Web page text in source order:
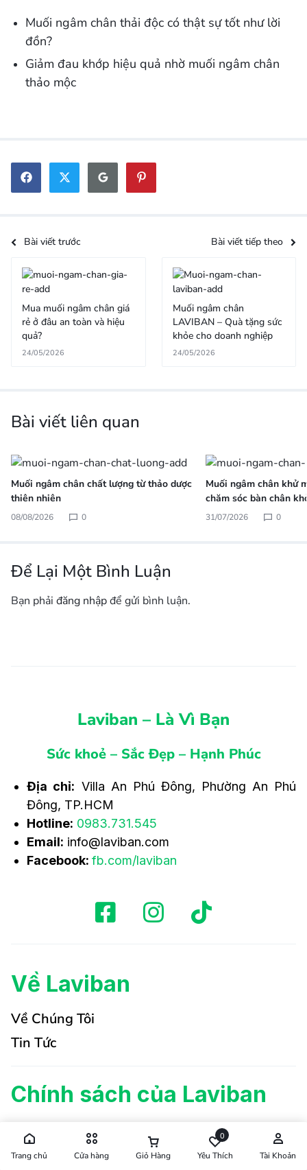
Muối ngâm chân thải độc có thật sự tốt như lời
đồn?
Giảm đau khớp hiệu quả nhờ muối ngâm chân
thảo mộc
Bài viết trước Bài viết tiếp theo
Mua muối ngâm chân giá
rẻ ở đâu an toàn và hiệu
quả?
24/05/2026
Muối ngâm chân
LAVIBAN – Quà tặng sức
khỏe cho doanh nghiệp
24/05/2026
Bài viết liên quan
Muối ngâm chân chất lượng từ thảo dược
thiên nhiên
08/08/2026 0
Muối ngâm chân khử
chăm sóc bàn chân
31/07/2026 0
Để Lại Một Bình Luận
Bạn phải đăng nhậpđể gửi bình luận.
Laviban – Là Vì Bạn
Sức khoẻ – Sắc Đẹp – Hạnh Phúc
Địa chỉ: Villa An Phú Đông, Phường An Phú
Đông, TP.HCM
Hotline: 0983.731.545
Email: info@laviban.com
Facebook:fb.com/laviban
Về Laviban
Về Chúng Tôi
Tin Tức
Chính sách của Laviban
Chính sách CTV
Chính sách bảo hành
Trang chủ Cửa hàng Giỏ Hàng
0
Yêu Thích Tài Khoản